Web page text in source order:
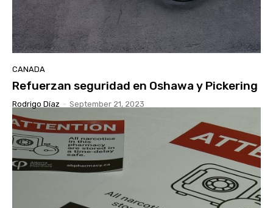
CANADA
Refuerzan seguridad en Oshawa y Pickering
Rodrigo Díaz - September 21, 2023